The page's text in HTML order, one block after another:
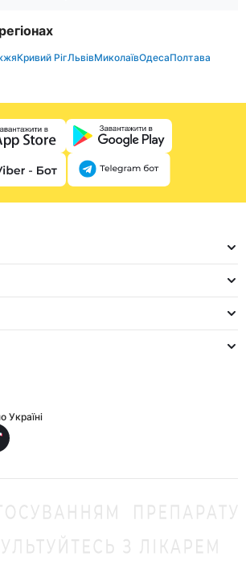
Кривий РігЛьвівМиколаївОдесаПолтава
Україні